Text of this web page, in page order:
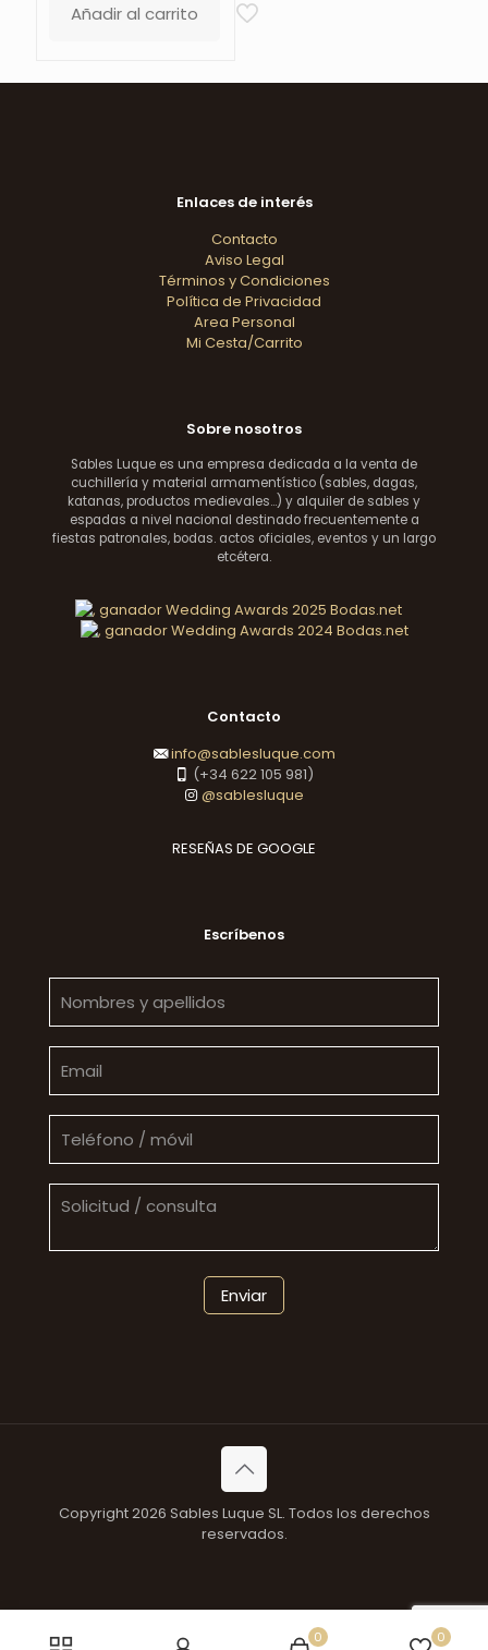
Añadir al carrito
Enlaces de interés
Contacto
Aviso Legal
Términos y Condiciones
Política de Privacidad
Area Personal
Mi Cesta/Carrito
Sobre nosotros
Sables Luque es una empresa dedicada a la venta de
cuchillería y material armamentístico (sables, dagas,
katanas, productos medievales...) y alquiler de sables y
espadas a nivel nacional destinado frecuentemente a
fiestas patronales, bodas. actos oficiales, eventos y un largo
etcétera.
Contacto
info@sablesluque.com
(+34 622 105 981)
@sablesluque
RESEÑAS DE GOOGLE
Escríbenos
Copyright 2026 Sables Luque SL. Todos los derechos
reservados.
0 0